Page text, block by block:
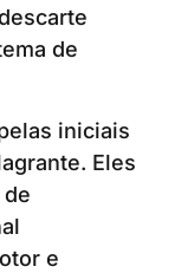
de
iniciais
Eles
e